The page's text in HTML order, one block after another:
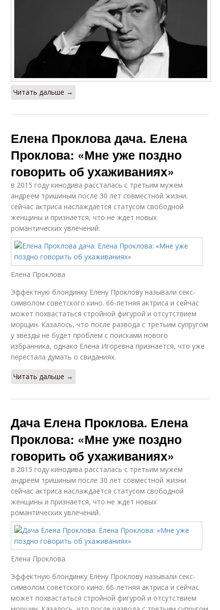
Читать дальше →
Елена Проклова дача. Елена
Проклова: «Мне уже поздно
говорить об ухаживаниях»
в 2015 году кинодива рассталась с третьим мужем
андреем тришиным после 30 лет совместной жизни.
сейчас актриса наслаждается статусом свободной
женщины и признается, что не ждет новых
романтических увлечений.
Елена Проклова
Эффектную блондинку Елену Проклову называли секс-
символом советского кино. 66-летняя актриса и сейчас
может похвастаться стройной фигурой и отсутствием
морщин. Казалось, что после развода с третьим супругом
у звезды не будет проблем с поисками нового
избранника, однако Елена Игоревна признается, что уже
перестала думать о свиданиях.
Читать дальше →
Дача Елена Проклова. Елена
Проклова: «Мне уже поздно
говорить об ухаживаниях»
в 2015 году кинодива рассталась с третьим мужем
андреем тришиным после 30 лет совместной жизни.
сейчас актриса наслаждается статусом свободной
женщины и признается, что не ждет новых
романтических увлечений.
Елена Проклова
Эффектную блондинку Елену Проклову называли секс-
символом советского кино. 66-летняя актриса и сейчас
может похвастаться стройной фигурой и отсутствием